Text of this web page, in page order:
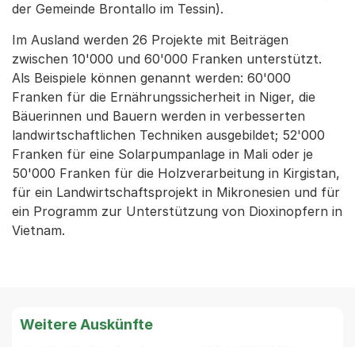
der Gemeinde Brontallo im Tessin).
Im Ausland werden 26 Projekte mit Beiträgen
zwischen 10'000 und 60'000 Franken unterstützt.
Als Beispiele können genannt werden: 60'000
Franken für die Ernährungssicherheit in Niger, die
Bäuerinnen und Bauern werden in verbesserten
landwirtschaftlichen Techniken ausgebildet; 52'000
Franken für eine Solarpumpanlage in Mali oder je
50'000 Franken für die Holzverarbeitung in Kirgistan,
für ein Landwirtschaftsprojekt in Mikronesien und für
ein Programm zur Unterstützung von Dioxinopfern in
Vietnam.
Weitere Auskünfte